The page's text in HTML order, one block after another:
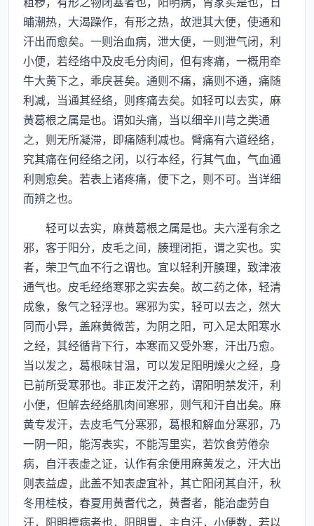
晡潮热，大渴躁作，有形之热，故泄其大便，使通和
汗出而愈矣。一则治血病，泄大便，一则泄气闭，利
小便，若经络中及皮毛分肉间，但有疼痛，一概用牵
牛大黄下之，乖戾甚矣。通则不痛，痛则不通，痛随
利减，当通其经络，则疼痛去矣。如轻可以去实，麻
黄葛根之属是也。谓如头痛，当以细辛川芎之类通
之，则无所凝滞，即痛随利减也。臂痛有六道经络，
究其痛在何经络之闭，以行本经，行其气血，气血通
利则愈矣。若表上诸疼痛，便下之，则不可。当详细
而辨之也。
轻可以去实，麻黄葛根之属是也。夫六淫有余之
邪，客于阳分，皮毛之间，腠理闭拒，谓之实也。实
者，荣卫气血不行之谓也。宜以轻利开腠理，致津液
通气也。皮毛经络寒邪之实去矣。故二药之体，轻清
成象，象气之轻浮也。寒邪为实，轻可以去之，然大
同而小异，盖麻黄微苦，为阴之阳，可入足太阳寒水
之经，其经循背下行，本寒而又受外寒，汗出乃愈。
当以发之，葛根味甘温，可以发足阳明燥火之经，身
已前所受寒邪也。非正发汗之药，谓阳明禁发汗，利
小便，但解去经络肌肉间寒邪，则气和汗自出矣。麻
黄专发汗，去皮毛气分寒邪，葛根和解血分寒邪，乃
一阴一阳，能泻表实，不能泻里实，若饮食劳倦杂
病，自汗表虚之证，认作有余便用麻黄发之，汗大出
则表益虚，此盖不知表虚宜补，其亡阳闭其自汗，秋
冬用桂枝，春夏用黄耆代之，黄耆者，能治虚劳自
汗，阳明摽病者也，阳明胃，主自汗，小便数，若以